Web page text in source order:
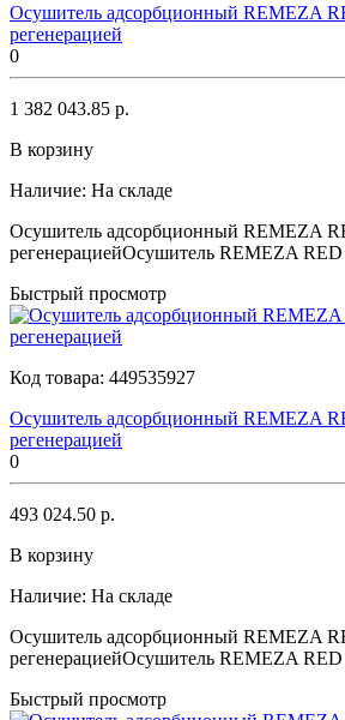
Осушитель адсорбционный REMEZA
регенерацией
0
1 382 043.85 р.
В корзину
Наличие: На складе
Осушитель адсорбционный REMEZA
регенерациейОсушитель REMEZA RED
Быстрый просмотр
Код товара: 449535927
Осушитель адсорбционный REMEZA
регенерацией
0
493 024.50 р.
В корзину
Наличие: На складе
Осушитель адсорбционный REMEZA
регенерациейОсушитель REMEZA RED
Быстрый просмотр